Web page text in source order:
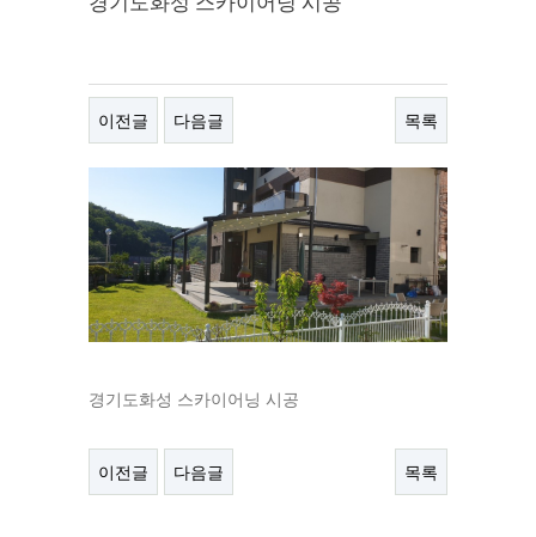
이전글 다음글 목록
경기도화성 스카이어닝 시공
이전글 다음글 목록